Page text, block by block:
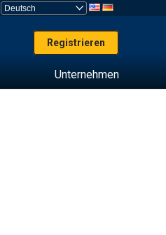
Registrieren
Unternehmen